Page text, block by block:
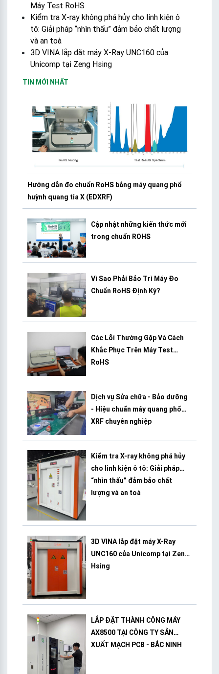
Máy Test RoHS
Kiểm tra X-ray không phá hủy cho linh kiện ô
tô: Giải pháp “nhìn thấu” đảm bảo chất lượng
và an toà
3D VINA lắp đặt máy X-Ray UNC160 của
Unicomp tại Zeng Hsing
TIN MỚI NHẤT
Hướng dẫn đo chuẩn RoHS bằng máy quang phổ
huỳnh quang tia X (EDXRF)
Cập nhật những kiến thức mới
trong chuẩn ROHS
Vì Sao Phải Bảo Trì Máy Đo
Chuẩn RoHS Định Kỳ?
Các Lỗi Thường Gặp Và Cách
Khắc Phục Trên Máy Test
RoHS
Dịch vụ Sửa chữa - Bảo dưỡng
- Hiệu chuẩn máy quang phổ
XRF chuyên nghiệp
Kiểm tra X-ray không phá hủy
cho linh kiện ô tô: Giải pháp
“nhìn thấu” đảm bảo chất
lượng và an toà
3D VINA lắp đặt máy X-Ray
UNC160 của Unicomp tại Zeng
Hsing
LẮP ĐẶT THÀNH CÔNG MÁY
AX8500 TẠI CÔNG TY SẢN
XUẤT MẠCH PCB - BẮC NINH